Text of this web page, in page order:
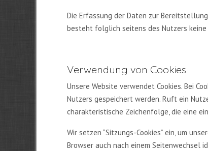
Die Erfassung der Daten zur
besteht folglich seitens des Nutzers keine
Verwendung von Cookies
Unsere Website verwendet Cookies. Bei
Nutzers gespeichert werden. Ruft ein
charakteristische Zeichenfolge, die eine
Wir setzen “Sitzungs-Cookies” ein, um
Browser auch nach einem Seitenwechsel